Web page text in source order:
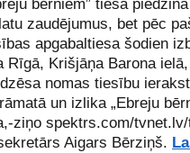
bērniem” tiesa
zaudējumus, bet pēc
apgabaltiesa šodien
Rīgā, Krišjāņa Barona
nomas tiesību
un izlika „Ebreju
ziņo spektrs.com/
Aigars Bērziņš.